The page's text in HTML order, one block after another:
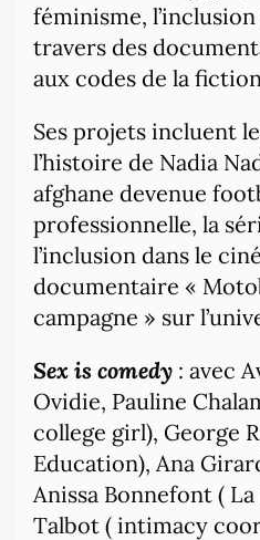
féminisme,
travers des
aux codes de la
Ses projets incluent
l’histoire de Nadia
afghane devenue
professionnelle, la
l’inclusion dans le
documentaire «
campagne » sur
Sex is comedy : avec
Ovidie, Pauline
college girl), George
Education), Ana
Anissa Bonnefont (
Talbot ( intimacy